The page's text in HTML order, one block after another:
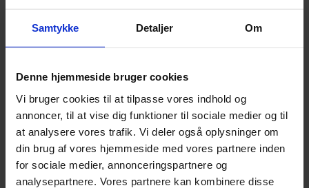
Samtykke Detaljer Om
Denne hjemmeside bruger cookies
Vi bruger cookies til at tilpasse vores indhold og
annoncer, til at vise dig funktioner til sociale medier og til
at analysere vores trafik. Vi deler også oplysninger om
din brug af vores hjemmeside med vores partnere inden
for sociale medier, annonceringspartnere og
analysepartnere. Vores partnere kan kombinere disse
Graf: Udvikling af antal danske solgte virksomheder